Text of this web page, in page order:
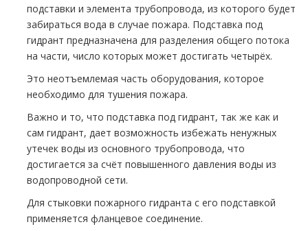
подставки и элемента тpубопровода, из которого будет
забираться вода в случае пожара. Подставка под
гидрант предназначена для разделения общего потока
на части, число которых может достигать четырёх.
Это неотъемлемая часть оборудования, которое
необходимо для тушения пожара.
Важно и то, что подставка под гидрант, так же как и
сам гидрант, дает возможность избежать ненужных
утечек воды из основного тpубопровода, что
достигается за счёт повышенного давления воды из
водопроводной сети.
Для стыковки пожарного гидранта с его подставкой
применяется фланцевое соединение.